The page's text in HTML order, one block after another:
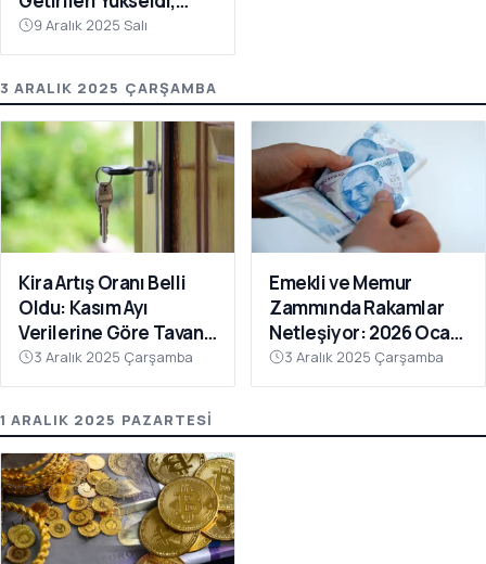
Riskli Varlıklarda
Bekleyiş Hakim
9 Aralık 2025 Salı
3 ARALIK 2025 ÇARŞAMBA
Kira Artış Oranı Belli
Oldu: Kasım Ayı
Verilerine Göre Tavan
Zam Yüzde 35,91
3 Aralık 2025 Çarşamba
Emekli ve Memur
Zammında Rakamlar
Netleşiyor: 2026 Ocak
Zammı İçin İlk
Hesaplamalar Ortaya
3 Aralık 2025 Çarşamba
1 ARALIK 2025 PAZARTESI